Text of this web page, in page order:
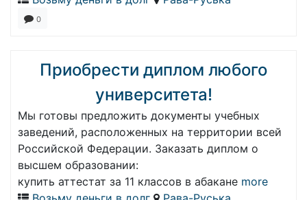
0
Приобрести диплом любого
университета!
Мы готовы предложить документы учебных
заведений, расположенных на территории всей
Российской Федерации. Заказать диплом о
высшем образовании:
купить аттестат за 11 классов в абакане more